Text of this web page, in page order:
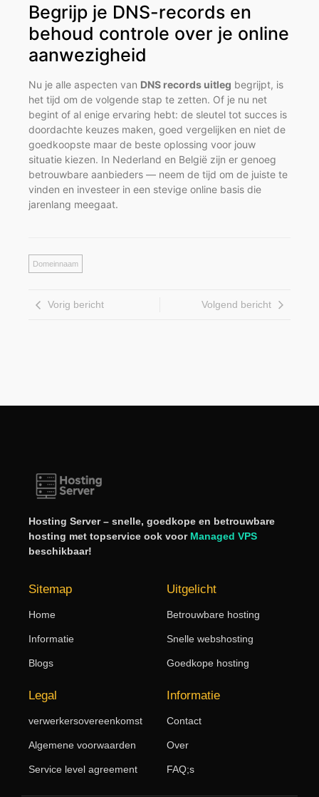
Begrijp je DNS-records en
behoud controle over je online
aanwezigheid
Nu je alle aspecten van DNS records uitleg begrijpt, is
het tijd om de volgende stap te zetten. Of je nu net
begint of al enige ervaring hebt: de sleutel tot succes is
doordachte keuzes maken, goed vergelijken en niet de
goedkoopste maar de beste oplossing voor jouw
situatie kiezen. In Nederland en België zijn er genoeg
betrouwbare aanbieders — neem de tijd om de juiste te
vinden en investeer in een stevige online basis die
jarenlang meegaat.
Domeinnaam
Vorig bericht Volgend bericht
Hosting Server – snelle, goedkope en betrouwbare
hosting met topservice ook voor Managed VPS
beschikbaar!
Sitemap
Home
Informatie
Blogs
Uitgelicht
Betrouwbare hosting
Snelle webshosting
Goedkope hosting
Legal
verwerkersovereenkomst
Algemene voorwaarden
Service level agreement
Informatie
Contact
Over
FAQ;s